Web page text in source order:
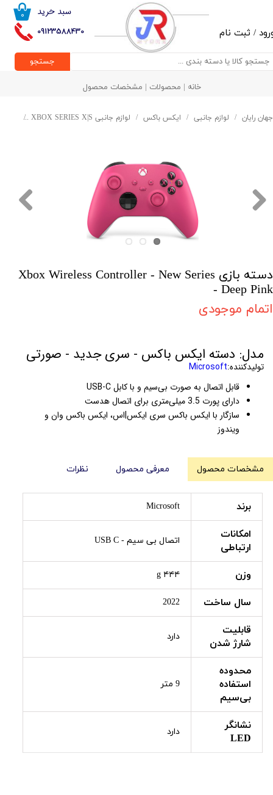
09123588430
۰ سبد خرید
/ ثبت نام
حساب کاربری من
تغییر گذر واژه
جستجو
خانه | محصولات | مشخصات محصول
جهان رایان لوازم جانبی ایکس باکس لوازم جانبی XBOX SERIES X|S
دسته بازی Xbox Wireless Controller - New Series
- Deep Pink
اتمام موجودی
مدل: دسته ایکس باکس - سری جدید - صورتی
تولیدکننده:Microsoft
قابل اتصال به صورت بی‌سیم و با کابل USB-C
دارای پورت 3.5 میلی‌متری برای اتصال هدست
سازگار با ایکس باکس سری ایکس|اس، ایکس باکس وان و
ویندوز
مشخصات محصول معرفی محصول نظرات
برند Microsoft
امکانات
ارتباطی
اتصال بی سیم - USB C
وزن ۴۴۴ g
سال ساخت 2022
قابلیت
شارژ شدن
دارد
محدوده
استفاده
بی‌سیم
9 متر
نشانگر
LED
دارد